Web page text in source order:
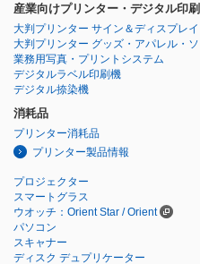
産業向けプリンター・デジタル印
大判プリンター サイン＆ディスプレイ
大判プリンター グッズ・アパレル・
業務用写真・プリントシステム
デジタルラベル印刷機
デジタル捺染機
消耗品
プリンター消耗品
プリンター製品情報
プロジェクター
スマートグラス
ウオッチ：Orient Star / Orient
パソコン
スキャナー
ディスク デュプリケーター